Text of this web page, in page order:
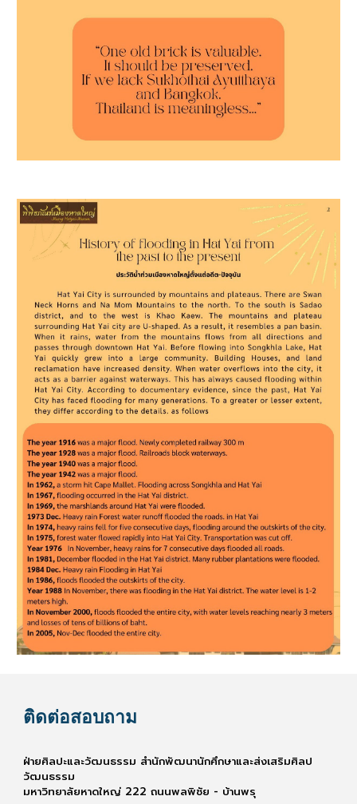
ติดต่อสอบถาม
ฝ่ายศิลปะและวัฒนธรรม สำนักพัฒนานักศึกษาและส่งเสริมศิลป
วัฒนธรรม
มหาวิทยาลัยหาดใหญ่ 222 ถนนพลพิชัย - บ้านพรุ